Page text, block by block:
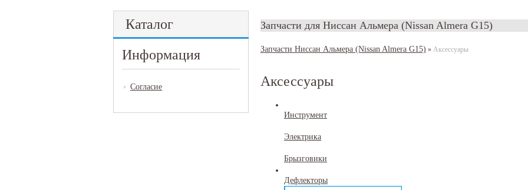
Каталог
Информация
Согласие
Запчасти для Ниссан Альмера (Nissan Almera G15)
Запчасти Ниссан Альмера (Nissan Almera G15) » Аксессуары
Аксессуары
Инструмент
Электрика
Брызговики
Дефлекторы